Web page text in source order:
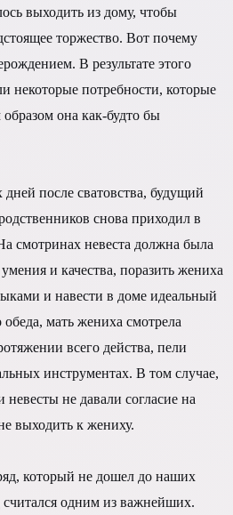
выходить из дому, чтобы
торжество. Вот почему
В результате этого
некоторые потребности, которые
она как-будто бы
после сватовства, будущий
снова приходил в
смотринах невеста должна была
и качества, поразить жениха
и навести в доме идеальный
мать жениха смотрела
всего действа, пели
инструментах. В том случае,
не давали согласие на
выходить к жениху.
который не дошел до наших
считался одним из важнейших.